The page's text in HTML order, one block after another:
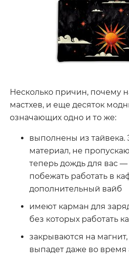
Несколько причин, почему
мастхев, и еще десяток
означающих одно и то же:
выполнены из тайвека.
материал, не
теперь дождь для вас
побежать работать в
дополнительный вайб
имеют карман для
без которых работать
закрываются на магнит,
выпадет даже во время